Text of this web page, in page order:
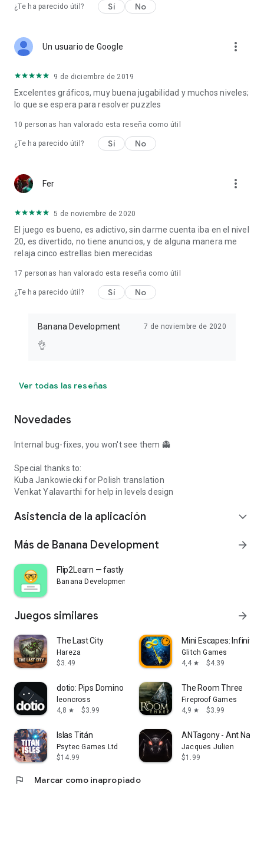
¿Te ha parecido útil? Sí No
Un usuario de Google more_vert
9 de diciembre de 2019
Excelentes gráficos, muy buena jugabilidad y muchos niveles;
lo que se espera para resolver puzzles
10 personas han valorado esta reseña como útil
¿Te ha parecido útil? Sí No
Fer more_vert
5 de noviembre de 2020
El juego es bueno, es adictivo, sin darme cuenta iba en el nivel
20, es divertido, no tiene anuncios, y de alguna manera me
relaja cinco estrellas bien merecidas
17 personas han valorado esta reseña como útil
¿Te ha parecido útil? Sí No
Banana Development 7 de noviembre de 2020
👌
Ver todas las reseñas
Novedades
Internal bug-fixes, you won't see them 👻
Special thanks to:
Kuba Jankowiecki for Polish translation
Venkat Yalavarthi for help in levels design
Asistencia de la aplicación expand_more
Más de Banana Development arrow_forward
Flip2Learn — fastly memorize c
Banana Development
Juegos similares arrow_forward
The Last City
Hareza
$3.49
Mini Escapes: Infinity
Glitch Games
4,4 star $4.39
dotio: Pips Domino Puzzles
leoncross
4,8 star $3.99
The Room Three
Fireproof Games
4,9 star $3.99
Islas Titán
Psytec Games Ltd
$14.99
ANTagony - Ant
Jacques Julien
$1.99
flag Marcar como inapropiado